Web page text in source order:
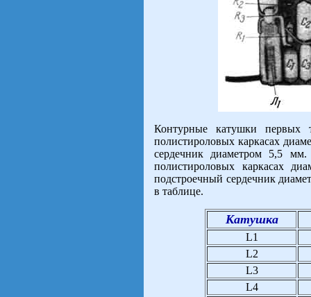
Контурные катушки первых
полистироловых каркасах
сердечник диаметром 5,5
полистироловых каркасах
подстроечный сердечник
в таблице.
Катушка
L1
L2
L3
L4